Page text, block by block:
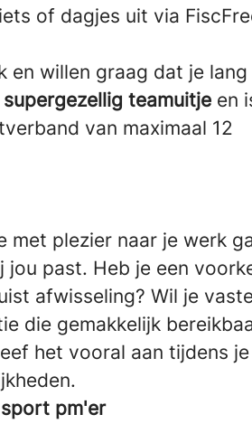
of dagjes uit via
en willen graag dat je lang
supergezellig teamuitje en
van maximaal 12
met plezier naar je werk
jou past. Heb je een
afwisseling? Wil je
die gemakkelijk
het vooral aan tijdens je
pm'er